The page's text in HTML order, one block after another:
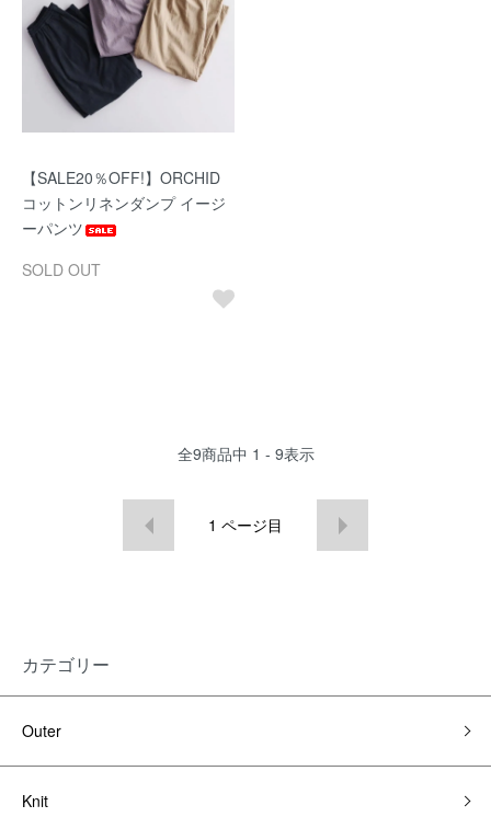
【SALE20％OFF!】ORCHID
コットンリネンダンプ イージ
ーパンツ
SOLD OUT
全9商品中 1 - 9表示
1 ページ目
カテゴリー
Outer
Knit